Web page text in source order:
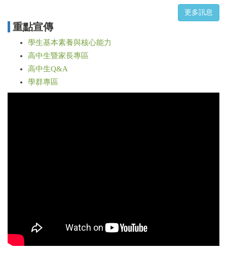
重點宣傳
學生基本素養與核心能力
高中生暨家長專區
高中生Q&A
學群專區